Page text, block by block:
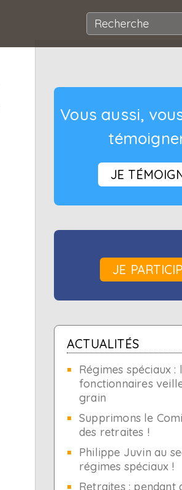
Vous aussi,
JE
JE
ACTUALITÉS
Régimes spéciaux :
fonctionnaires
grain
Supprimons le
des retraites !
Philippe Juvin au
régimes spéciaux !
Retraites : pendant